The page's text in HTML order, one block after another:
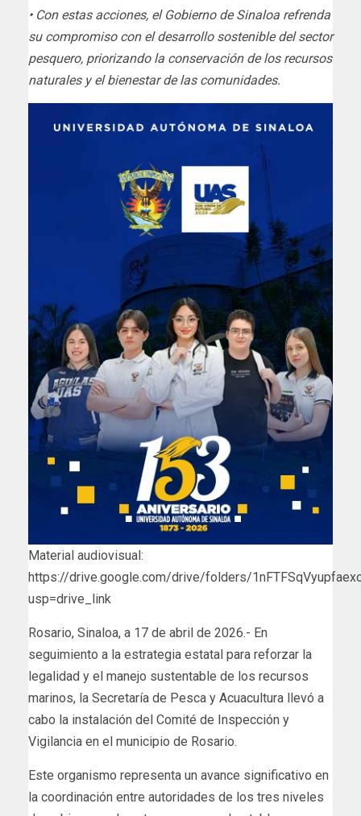
• Con estas acciones, el Gobierno de Sinaloa refrenda
su compromiso con el desarrollo sostenible del sector
pesquero, priorizando la conservación de los recursos
naturales y el bienestar de las comunidades.
Material audiovisual:
https://drive.google.com/drive/folders/
usp=drive_link
Rosario, Sinaloa, a 17 de abril de 2026.- En
seguimiento a la estrategia estatal para reforzar la
legalidad y el manejo sustentable de los recursos
marinos, la Secretaría de Pesca y Acuacultura llevó a
cabo la instalación del Comité de Inspección y
Vigilancia en el municipio de Rosario.
Este organismo representa un avance significativo en
la coordinación entre autoridades de los tres niveles